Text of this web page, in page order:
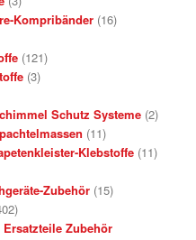
Kompribänder (16)
(121)
(3)
Schutz Systeme (2)
(11)
Klebstoffe (11)
Zubehör (15)
Zubehör